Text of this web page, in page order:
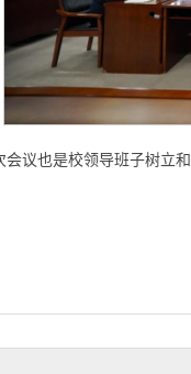
会议也是校领导班子树立